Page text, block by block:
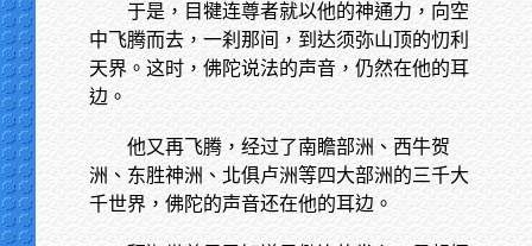
于是，目犍连尊者就以他的神通力，向空
中飞腾而去，一刹那间，到达须弥山顶的忉利
天界。这时，佛陀说法的声音，仍然在他的耳
边。
他又再飞腾，经过了南瞻部洲、西牛贺
洲、东胜神洲、北俱卢洲等四大部洲的三千大
千世界，佛陀的声音还在他的耳边。